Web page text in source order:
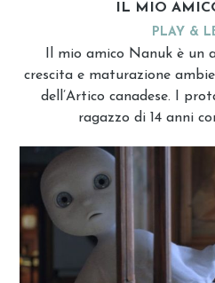
IL MIO
PLAY &
Il mio amico Nanuk è un
crescita e maturazione
dell’Artico canadese. I
ragazzo di 14 anni